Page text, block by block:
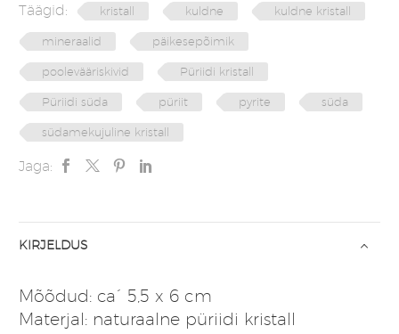
Täägid:
kristall kuldne kuldne kristall
mineraalid päikesepõimik
poolevääriskivid Püriidi kristall
Püriidi süda püriit pyrite süda
südamekujuline kristall
Jaga:
KIRJELDUS
Mõõdud: ca´ 5,5 x 6 cm
Materjal: naturaalne püriidi kristall